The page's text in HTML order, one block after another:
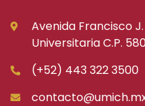
Avenida Francisco
Universitaria C.P.
(+52) 443 322 3500